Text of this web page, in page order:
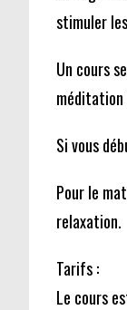
stimuler
Un cours
méditation
Si vous
Pour le
relaxation.
Tarifs :
Le cours